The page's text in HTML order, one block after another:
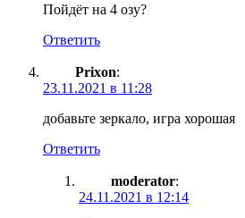
Пойдёт на 4 озу?
Ответить
Prixon:
23.11.2021 в 11:28
добавьте зеркало, игра хорошая
Ответить
moderator:
24.11.2021 в 12:14